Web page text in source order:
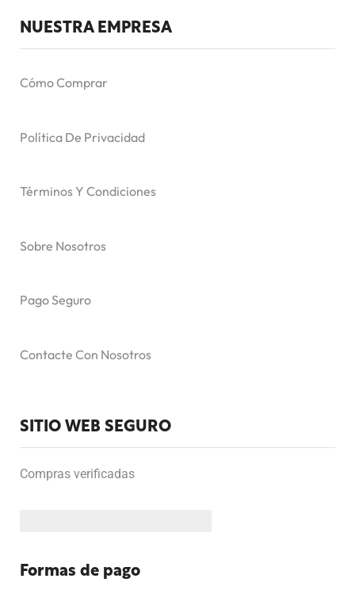
NUESTRA EMPRESA
Cómo Comprar
Política De Privacidad
Términos Y Condiciones
Sobre Nosotros
Pago Seguro
Contacte Con Nosotros
SITIO WEB SEGURO
Compras verificadas
Formas de pago